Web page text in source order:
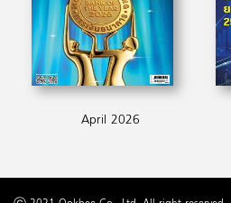
April 2026